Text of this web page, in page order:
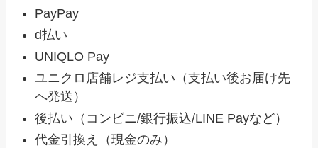
PayPay
d払い
UNIQLO Pay
ユニクロ店舗レジ支払い（支払い後お届け先
へ発送）
後払い（コンビニ/銀行振込/LINE Payなど）
代金引換え（現金のみ）